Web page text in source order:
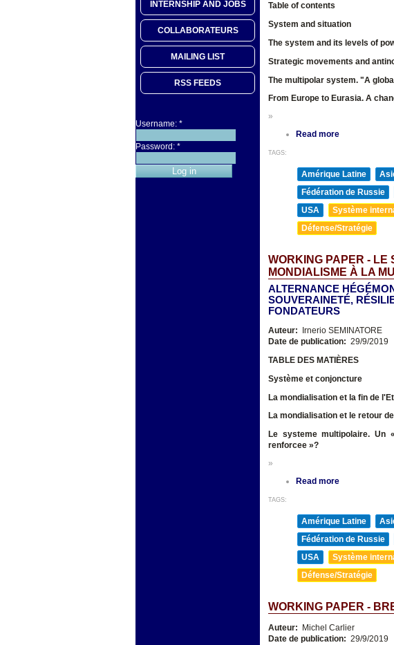
INTERNSHIP AND JOBS
COLLABORATEURS
MAILING LIST
RSS FEEDS
Username: *
Password: *
Table of contents
System and situation
The system and its levels of
Strategic movements and
The multipolar system. "A
From Europe to Eurasia. A
»
Read more
TAGS:
Amérique Latine
Fédération de Russie
USA
Système
Défense/Stratégie
WORKING PAPER - LE
MONDIALISME À LA
ALTERNANCE
SOUVERAINETÉ,
FONDATEURS
Auteur:
Irnerio SEMINATORE
Date de publication: 29/9/2019
TABLE DES MATIÈRES
Système et conjoncture
La mondialisation et la fin de
La mondialisation et le retour
Le systeme multipolaire. Un
renforcee »?
»
Read more
TAGS:
Amérique Latine
Fédération de Russie
USA
Système
Défense/Stratégie
WORKING PAPER -
Auteur:
Michel Carlier
Date de publication: 29/9/2019